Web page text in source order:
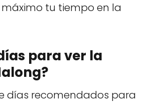
tu tiempo en la
para ver la
días recomendados para